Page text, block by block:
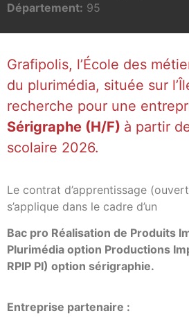
Département: 95
Grafipolis, l’École des
du plurimédia, située sur
recherche pour une
Sérigraphe (H/F) à partir
scolaire 2026.
Le contrat d’apprentissage
s’applique dans le cadre d’un
Bac pro Réalisation de Produits
Plurimédia option Productions
RPIP PI) option sérigraphie.
Entreprise partenaire :